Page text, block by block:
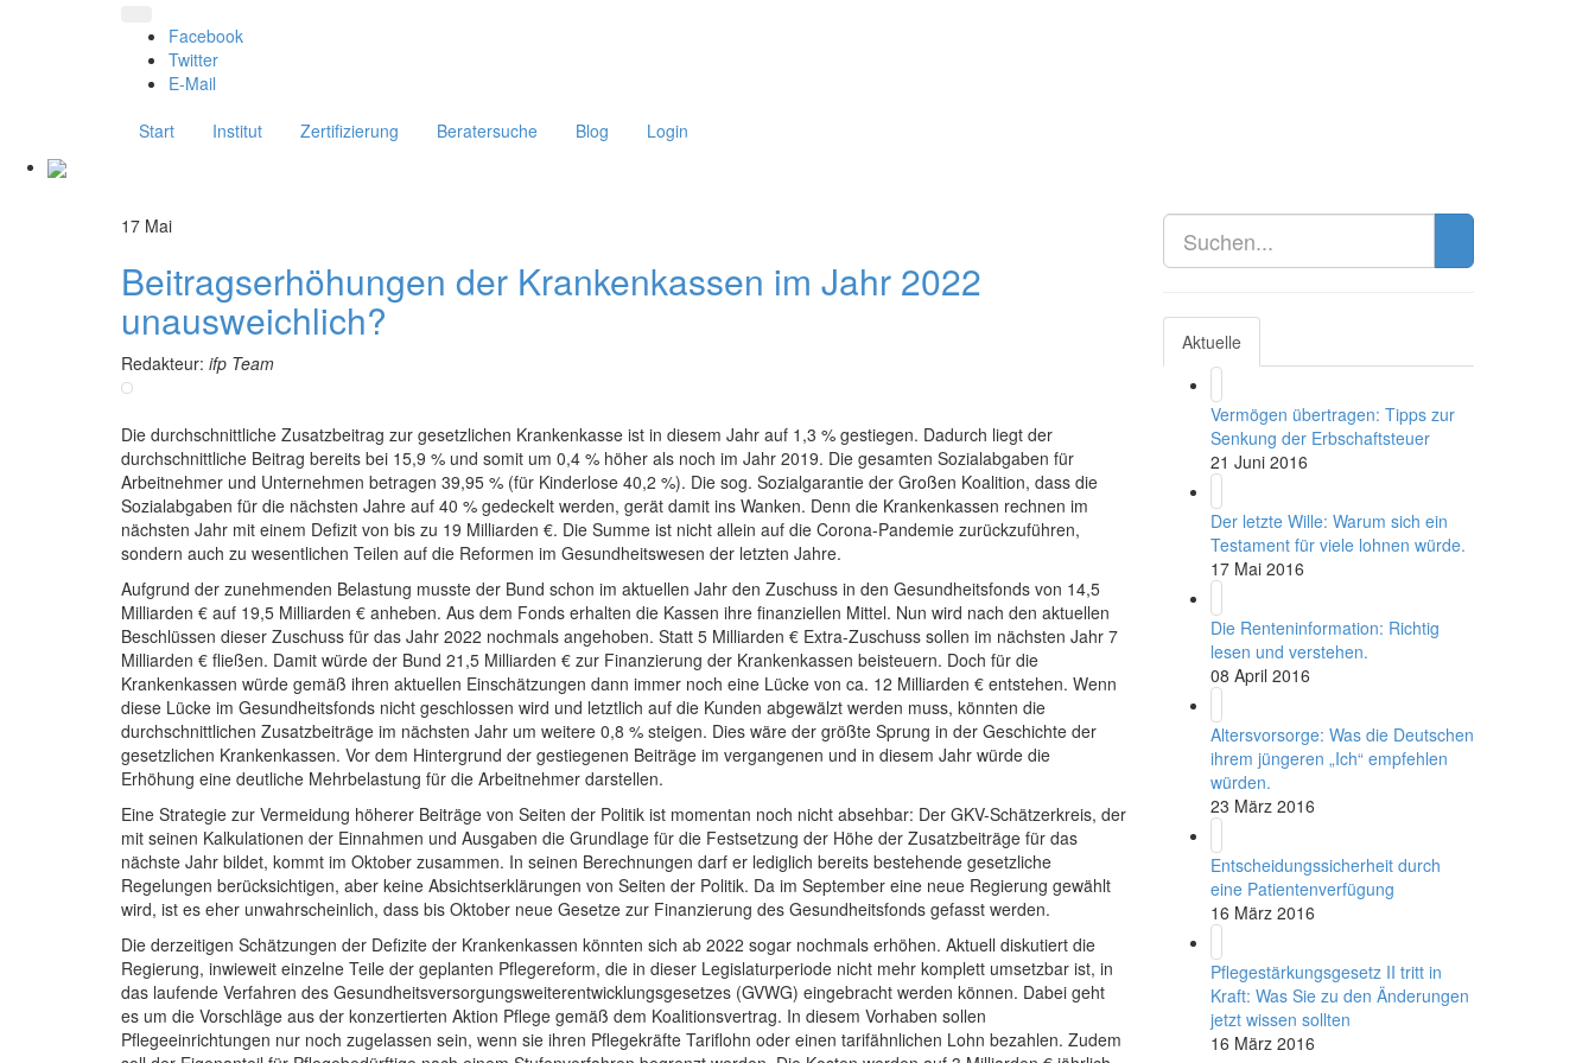
Facebook
Twitter
E-Mail
Start
Institut Zertifizierung Beratersuche Blog Login
17 Mai
Beitragserhöhungen der Krankenkassen im Jahr 2022
unausweichlich?
Redakteur: ifp Team
Die durchschnittliche Zusatzbeitrag zur gesetzlichen Krankenkasse ist in diesem Jahr auf 1,3 % gestiegen. Dadurch liegt der
durchschnittliche Beitrag bereits bei 15,9 % und somit um 0,4 % höher als noch im Jahr 2019. Die gesamten Sozialabgaben für
Arbeitnehmer und Unternehmen betragen 39,95 % (für Kinderlose 40,2 %). Die sog. Sozialgarantie der Großen Koalition, dass die
Sozialabgaben für die nächsten Jahre auf 40 % gedeckelt werden, gerät damit ins Wanken. Denn die Krankenkassen rechnen im
nächsten Jahr mit einem Defizit von bis zu 19 Milliarden €. Die Summe ist nicht allein auf die Corona-Pandemie zurückzuführen,
sondern auch zu wesentlichen Teilen auf die Reformen im Gesundheitswesen der letzten Jahre.
Aufgrund der zunehmenden Belastung musste der Bund schon im aktuellen Jahr den Zuschuss in den Gesundheitsfonds von 14,5
Milliarden € auf 19,5 Milliarden € anheben. Aus dem Fonds erhalten die Kassen ihre finanziellen Mittel. Nun wird nach den aktuellen
Beschlüssen dieser Zuschuss für das Jahr 2022 nochmals angehoben. Statt 5 Milliarden € Extra-Zuschuss sollen im nächsten Jahr 7
Milliarden € fließen. Damit würde der Bund 21,5 Milliarden € zur Finanzierung der Krankenkassen beisteuern. Doch für die
Krankenkassen würde gemäß ihren aktuellen Einschätzungen dann immer noch eine Lücke von ca. 12 Milliarden € entstehen. Wenn
diese Lücke im Gesundheitsfonds nicht geschlossen wird und letztlich auf die Kunden abgewälzt werden muss, könnten die
durchschnittlichen Zusatzbeiträge im nächsten Jahr um weitere 0,8 % steigen. Dies wäre der größte Sprung in der Geschichte der
gesetzlichen Krankenkassen. Vor dem Hintergrund der gestiegenen Beiträge im vergangenen und in diesem Jahr würde die
Erhöhung eine deutliche Mehrbelastung für die Arbeitnehmer darstellen.
Eine Strategie zur Vermeidung höherer Beiträge von Seiten der Politik ist momentan noch nicht absehbar: Der GKV-Schätzerkreis, der
mit seinen Kalkulationen der Einnahmen und Ausgaben die Grundlage für die Festsetzung der Höhe der Zusatzbeiträge für das
nächste Jahr bildet, kommt im Oktober zusammen. In seinen Berechnungen darf er lediglich bereits bestehende gesetzliche
Regelungen berücksichtigen, aber keine Absichtserklärungen von Seiten der Politik. Da im September eine neue Regierung gewählt
wird, ist es eher unwahrscheinlich, dass bis Oktober neue Gesetze zur Finanzierung des Gesundheitsfonds gefasst werden.
Die derzeitigen Schätzungen der Defizite der Krankenkassen könnten sich ab 2022 sogar nochmals erhöhen. Aktuell diskutiert die
Regierung, inwieweit einzelne Teile der geplanten Pflegereform, die in dieser Legislaturperiode nicht mehr komplett umsetzbar ist, in
das laufende Verfahren des Gesundheitsversorgungsweiterentwicklungsgesetzes (GVWG) eingebracht werden können. Dabei geht
es um die Vorschläge aus der konzertierten Aktion Pflege gemäß dem Koalitionsvertrag. In diesem Vorhaben sollen
Pflegeeinrichtungen nur noch zugelassen sein, wenn sie ihren Pflegekräfte Tariflohn oder einen tarifähnlichen Lohn bezahlen. Zudem
Aktuelle
Vermögen übertragen: Tipps zur
Senkung der Erbschaftsteuer
21 Juni 2016
Der letzte Wille: Warum sich ein
Testament für viele lohnen würde.
17 Mai 2016
Die Renteninformation: Richtig
lesen und verstehen.
08 April 2016
Altersvorsorge: Was die Deutschen
ihrem jüngeren „Ich“ empfehlen
würden.
23 März 2016
Entscheidungssicherheit durch
eine Patientenverfügung
16 März 2016
Pflegestärkungsgesetz II tritt in
Kraft: Was Sie zu den Änderungen
jetzt wissen sollten
16 März 2016